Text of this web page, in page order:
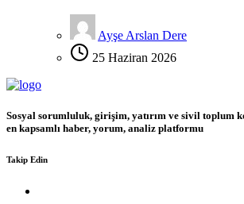
Ayşe Arslan Dere
25 Haziran 2026
Sosyal sorumluluk, girişim, yatırım ve sivil toplum
en kapsamlı haber, yorum, analiz platformu
Takip Edin